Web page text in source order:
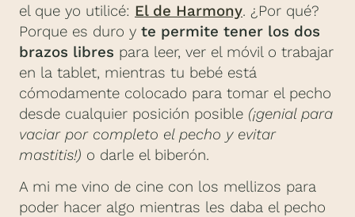
el que yo utilicé: El de Harmony. ¿Por qué?
Porque es duro y te permite tener los dos
brazos libres para leer, ver el móvil o trabajar
en la tablet, mientras tu bebé está
cómodamente colocado para tomar el pecho
desde cualquier posición posible (¡genial para
vaciar por completo el pecho y evitar
mastitis!) o darle el biberón.
A mi me vino de cine con los mellizos para
poder hacer algo mientras les daba el pecho